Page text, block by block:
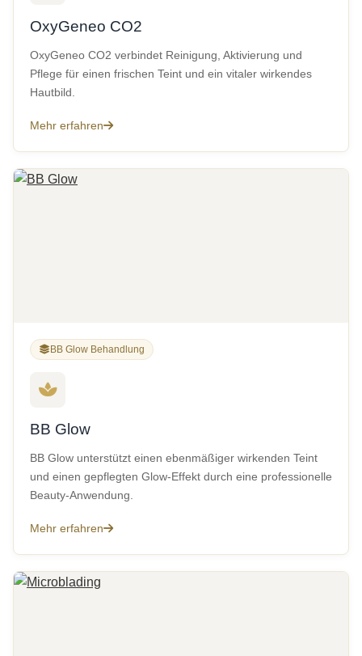
OxyGeneo CO2
OxyGeneo CO2 verbindet Reinigung, Aktivierung und
Pflege für einen frischen Teint und ein vitaler wirkendes
Hautbild.
Mehr erfahren
BB Glow Behandlung
BB Glow
BB Glow unterstützt einen ebenmäßiger wirkenden Teint
und einen gepflegten Glow-Effekt durch eine professionelle
Beauty-Anwendung.
Mehr erfahren